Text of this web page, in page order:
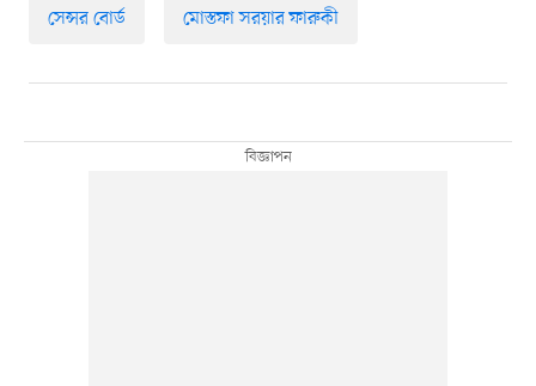
সেন্সর বোর্ড মোস্তফা সরয়ার ফারুকী